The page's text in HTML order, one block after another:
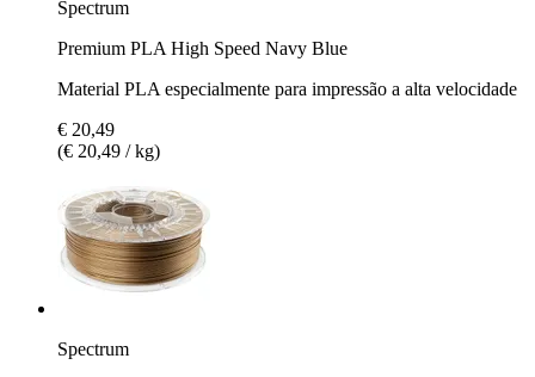
Spectrum
Premium PLA High Speed Navy Blue
Material PLA especialmente para impressão a alta velocidade
€ 20,49
(€ 20,49 / kg)
Spectrum